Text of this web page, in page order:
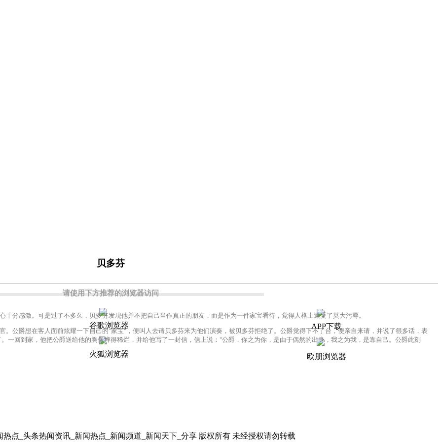
请使用下方推荐的浏览器访问
谷歌浏览器 APP下载
火狐浏览器 欧朋浏览器
贝多芬
感激。可是过了不多久，贝多芬发现他并不把自己当作真正的朋友，而是作为一件家宝看待，觉得人格上遭受了莫大污辱。
爵想在客人面前炫耀一下自己的"家宝"，便叫人去请贝多芬来为他们演奏，被贝多芬拒绝了。公爵觉得下不了台，便亲自来请，并说了很多话，表
一回到家，他把公爵送给他的胸像摔得稀烂，并给他写了一封信，信上说："公爵，你之为你，是由于偶然的出身，我之为我，是靠自己。公爵此刻
点_头条热闻资讯_新闻热点_新闻频道_新闻天下_分享 版权所有 未经授权请勿转载